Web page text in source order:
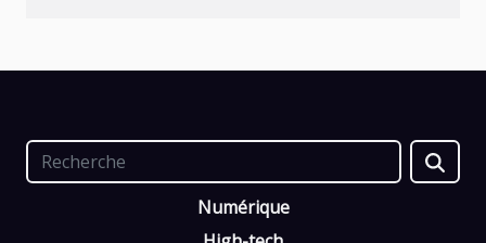
d’identité
Numérique